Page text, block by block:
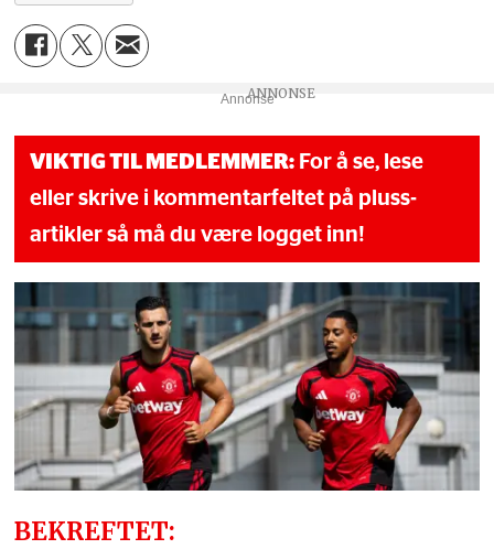
Annonse
VIKTIG TIL MEDLEMMER: For å se, lese
eller skrive i kommentarfeltet på pluss-
artikler så må du være logget inn!
BEKREFTET: